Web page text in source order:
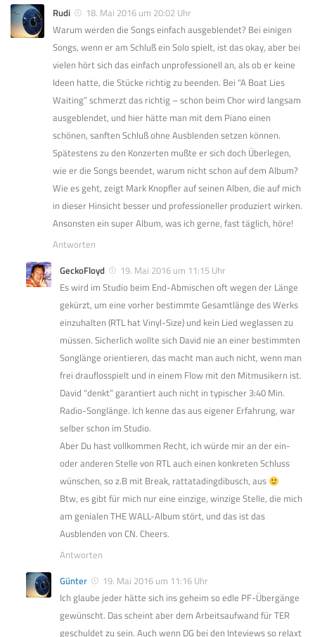
Rudi
18. Mai 2016 um 20:02 Uhr
Warum werden die Songs einfach ausgeblendet? Bei einigen
Songs, wenn er am Schluß ein Solo spielt, ist das okay, aber bei
vielen hört sich das einfach unprofessionell an, als ob er keine
Ideen hatte, die Stücke richtig zu beenden. Bei “A Boat Lies
Waiting” schmerzt das richtig – schon beim Chor wird langsam
ausgeblendet, und hier hätte man mit dem Piano einen
schönen, sanften Schluß ohne Ausblenden setzen können.
Spätestens zu den Konzerten mußte er sich doch Überlegen,
wie er die Songs beendet, warum nicht schon auf dem Album?
Wie es geht, zeigt Mark Knopfler auf seinen Alben, die auf mich
in dieser Hinsicht besser und professioneller produziert wirken.
Ansonsten ein super Album, was ich gerne, fast täglich, höre!
Antworten
GeckoFloyd
19. Mai 2016 um 11:15 Uhr
Es wird im Studio beim End-Abmischen oft wegen der Länge
gekürzt, um eine vorher bestimmte Gesamtlänge des Werks
einzuhalten (RTL hat Vinyl-Size) und kein Lied weglassen zu
müssen. Sicherlich wollte sich David nie an einer bestimmten
Songlänge orientieren, das macht man auch nicht, wenn man
frei drauflosspielt und in einem Flow mit den Mitmusikern ist.
David “denkt” garantiert auch nicht in typischer 3:40 Min.
Radio-Songlänge. Ich kenne das aus eigener Erfahrung, war
selber schon im Studio.
Aber Du hast vollkommen Recht, ich würde mir an der ein-
oder anderen Stelle von RTL auch einen konkreten Schluss
wünschen, so z.B mit Break, rattatadingdibusch, aus
Btw, es gibt für mich nur eine einzige, winzige Stelle, die mich
am genialen THE WALL-Album stört, und das ist das
Ausblenden von CN. Cheers.
Antworten
Günter
19. Mai 2016 um 11:16 Uhr
Ich glaube jeder hätte sich ins geheim so edle PF-Übergänge
gewünscht. Das scheint aber dem Arbeitsaufwand für TER
geschuldet zu sein. Auch wenn DG bei den Inteviews so relaxt